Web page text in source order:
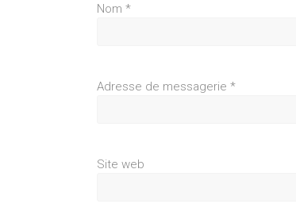
Nom *
Adresse de messagerie *
Site web